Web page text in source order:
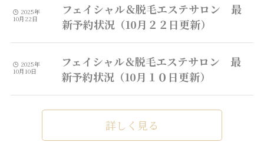
2025年
10月22日
フェイシャル＆脱毛エステサロン 最
新予約状況（10月２２日更新）
2025年
10月10日
フェイシャル＆脱毛エステサロン 最
新予約状況（10月１０日更新）
詳しく見る